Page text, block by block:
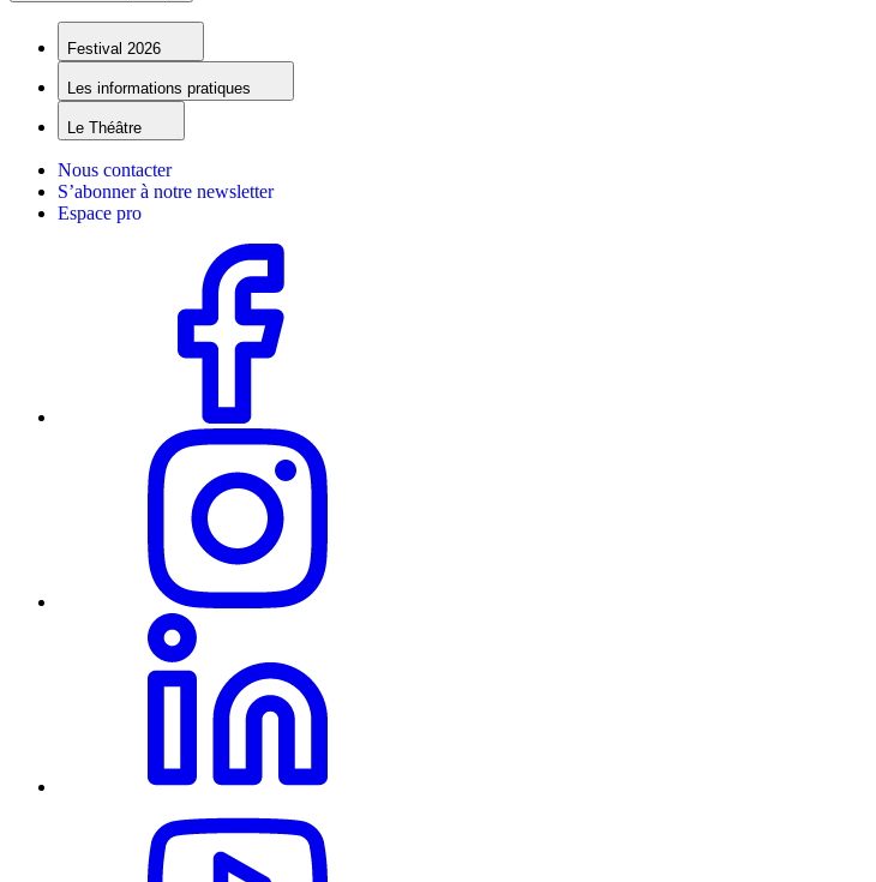
Festival 2026
Les informations pratiques
Le Théâtre
Nous contacter
S’abonner à notre newsletter
Espace pro